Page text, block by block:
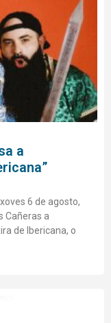
a
6 de agosto,
Cañeras a
de Ibericana, o